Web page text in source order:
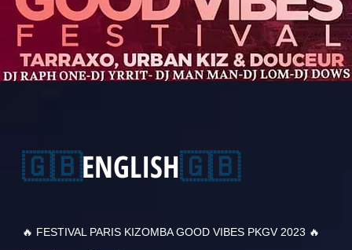
🇬🇧ENGLISH🇬🇧
🔥 FESTIVAL PARIS KIZOMBA GOOD VIBES PKGV 2023 🔥